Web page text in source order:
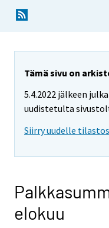
Tämä sivu on
5.4.2022 jälkeen
uudistetulta
Siirry uudelle
elokuu